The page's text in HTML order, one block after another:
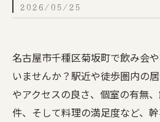
2026/05/25
名古屋市千種区菊坂町で飲み会
いませんか？駅近や徒歩圏内の
やアクセスの良さ、個室の有無
件、そして料理の満足度など、